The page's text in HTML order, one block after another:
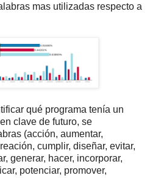
mas utilizadas respecto a
qué programa tenía un
clave de futuro, se
(acción, aumentar,
cumplir, diseñar, evitar,
generar, hacer, incorporar,
potenciar, promover,